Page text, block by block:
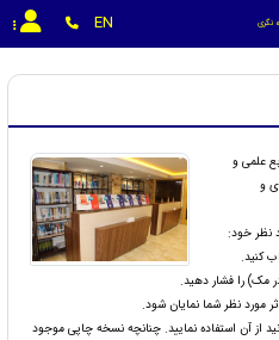
نگری EN
علمی و
و
نظر خود:
از آن استفاده نمایید. چنانچه نسخه چاپی موجود